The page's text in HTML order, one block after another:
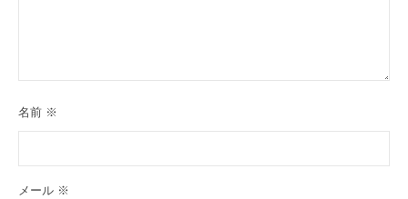
名前 ※
メール ※